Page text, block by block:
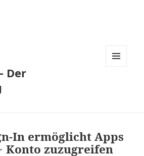
Der
In ermöglicht Apps
Konto zuzugreifen